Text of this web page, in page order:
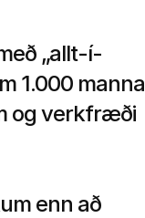
„allt-í-
1.000 manna
og verkfræði
enn að